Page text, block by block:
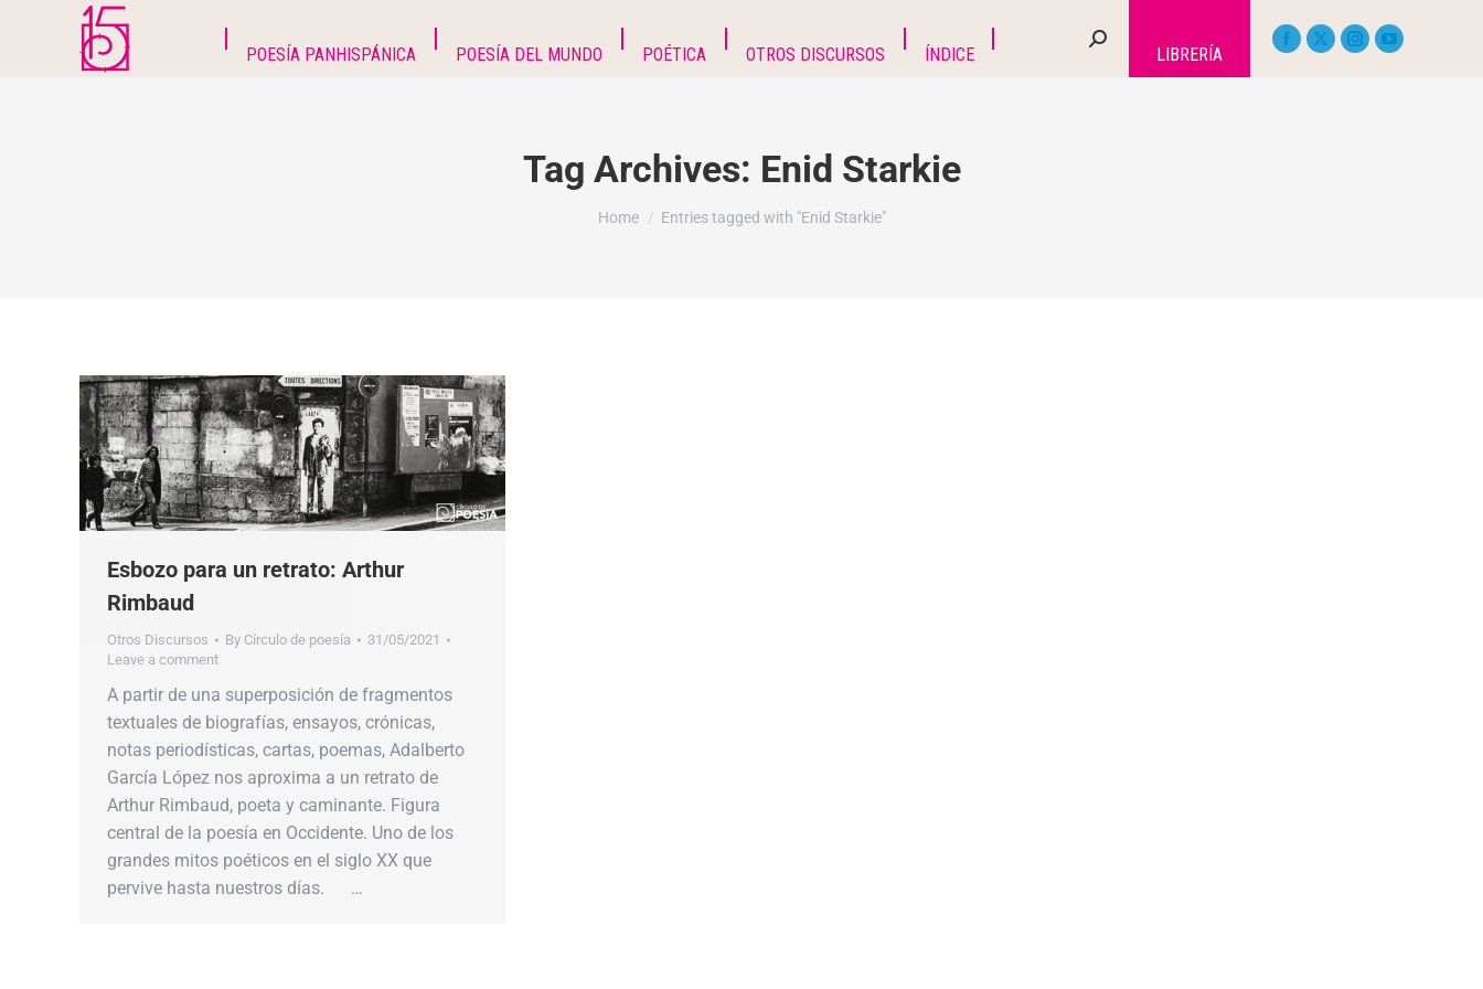
POESÍA PANHISPÁNICA POESÍA DEL MUNDO POÉTICA OTROS DISCURSOS ÍNDICE LIBRERÍA
Tag Archives: Enid Starkie
You are here:
Home Entries tagged with "Enid Starkie"
Esbozo para un retrato: Arthur
Rimbaud
Otros Discursos By Círculo de poesía
31/05/2021
Leave a comment
A partir de una superposición de fragmentos
textuales de biografías, ensayos, crónicas,
notas periodísticas, cartas, poemas, Adalberto
García López nos aproxima a un retrato de
Arthur Rimbaud, poeta y caminante. Figura
central de la poesía en Occidente. Uno de los
grandes mitos poéticos en el siglo XX que
pervive hasta nuestros días. …